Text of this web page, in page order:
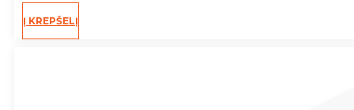
Į KREPŠELĮ